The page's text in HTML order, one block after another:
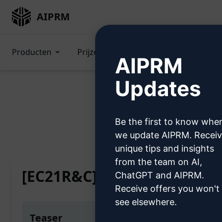
AIPRM
Producten Prijzen
Home / AI-instructies /
[EC21R&C] Nieuwsbrief -
Teaser
AIPRM
Updates
Be the first to know
we update AIPRM.
unique tips and insights
from the team on AI,
ChatGPT and AIPRM.
Receive offers you won't
see elsewhere.